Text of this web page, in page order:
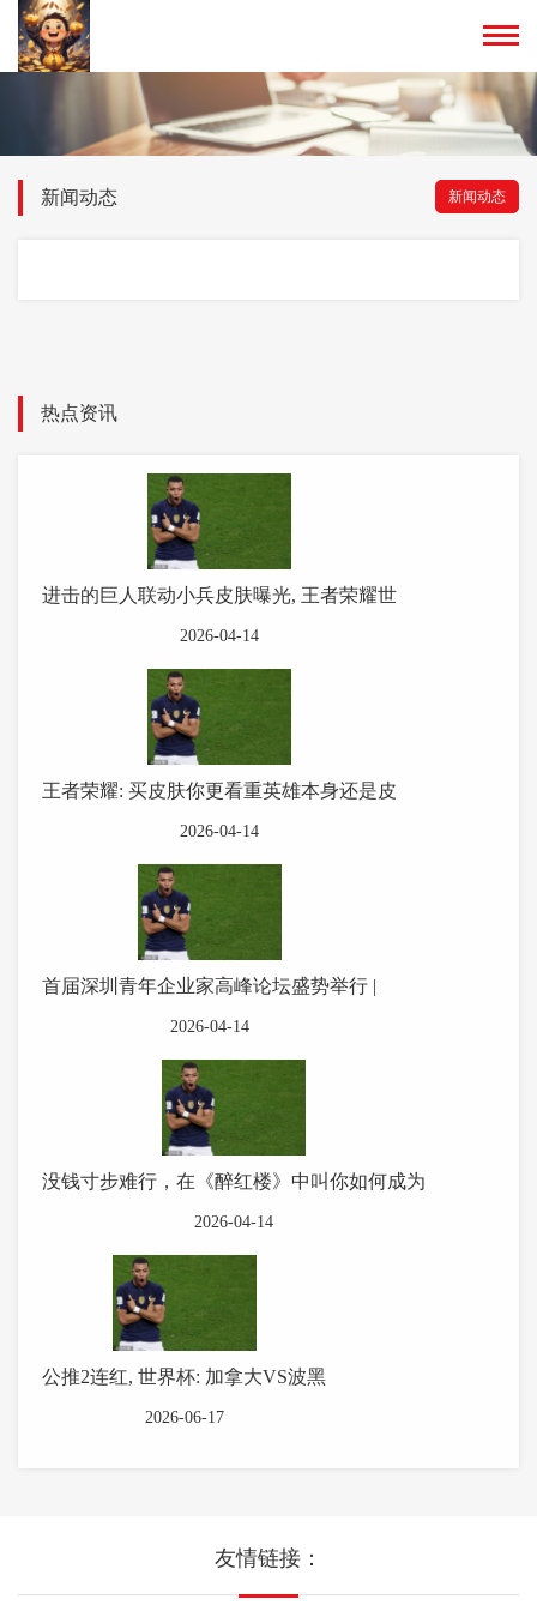
新闻动态 新闻动态
热点资讯
进击的巨人联动小兵皮肤曝光, 王者荣耀世
2026-04-14
王者荣耀: 买皮肤你更看重英雄本身还是皮
2026-04-14
首届深圳青年企业家高峰论坛盛势举行 |
2026-04-14
没钱寸步难行，在《醉红楼》中叫你如何成为
2026-04-14
公推2连红, 世界杯: 加拿大VS波黑
2026-06-17
友情链接：